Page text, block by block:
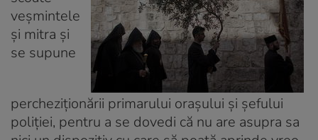
veşmintele
şi mitra şi
se supune
percheziţionării primarului oraşului şi şefului
poliţiei, pentru a se dovedi că nu are asupra sa